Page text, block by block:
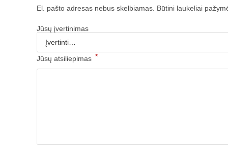
El. pašto adresas nebus skelbiamas. Būtini laukeliai
Jūsų įvertinimas
Jūsų atsiliepimas *